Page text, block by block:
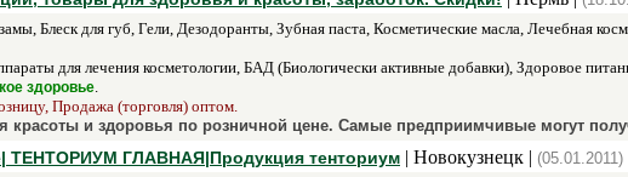
Блеск для губ, Гели, Дезодоранты, Зубная паста, Косметические масла, Лечебная
для лечения косметологии, БАД (Биологически активные добавки), Здоровое
здоровье.
Продажа (торговля) оптом.
и здоровья по розничной цене. Самые предприимчивые могут
ТЕНТОРИУМ ГЛАВНАЯ|Продукция тенториум | Новокузнецк | (05.01.2011)